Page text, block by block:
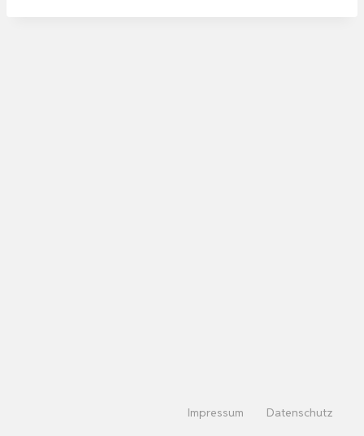
Impressum Datenschutz